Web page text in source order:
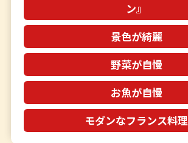
ン』
景色が綺麗
野菜が自慢
お魚が自慢
モダンなフランス料理